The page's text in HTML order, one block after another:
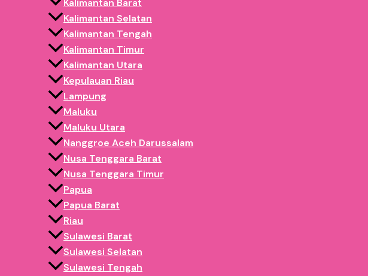
Kalimantan Barat
Kalimantan Selatan
Kalimantan Tengah
Kalimantan Timur
Kalimantan Utara
Kepulauan Riau
Lampung
Maluku
Maluku Utara
Nanggroe Aceh Darussalam
Nusa Tenggara Barat
Nusa Tenggara Timur
Papua
Papua Barat
Riau
Sulawesi Barat
Sulawesi Selatan
Sulawesi Tengah
Produksi Playground Inflatable Custom
Selain ukuran standar, pelanggan juga dapat melakukan custom desain sesuai
lebih mencolok agar mudah menarik perhatian pengunjung di area ramai seperti
Custom dapat meliputi:
Ukuran istana balon
Warna dominan
Desain kastil
Branding usaha
Permainan inflatable tambahan
Dengan tampilan playground yang mencolok, usaha rental inflatable memiliki
Area Potensial untuk Usaha Playground